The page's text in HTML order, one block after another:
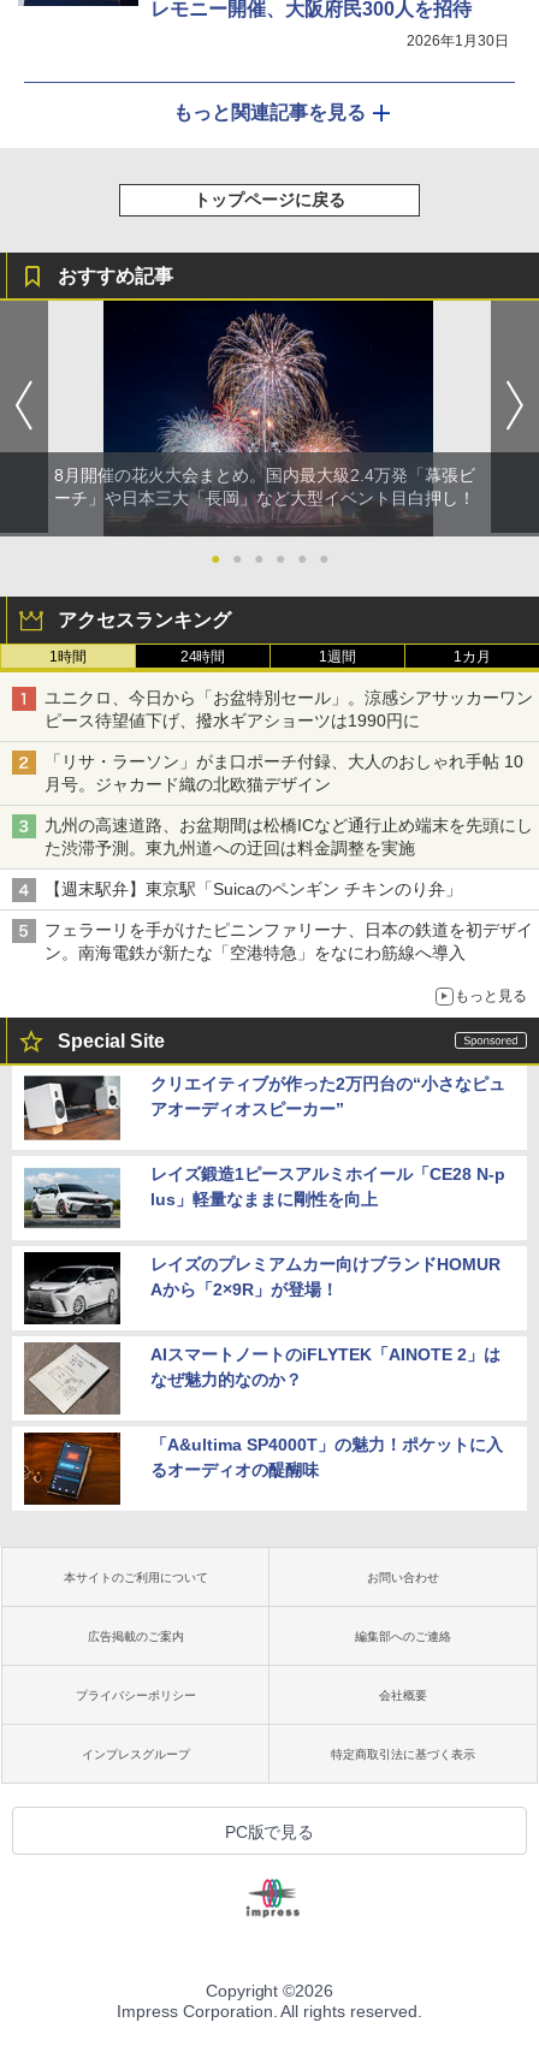
レモニー開催、大阪府民300人を招待
2026年1月30日
もっと関連記事を見る
トップページに戻る
おすすめ記事
8月開催の花火大会まとめ。国内最大級2.4万発「幕張ビ
ーチ」や日本三大「長岡」など大型イベント目白押し！
● ● ● ● ● ●
アクセスランキング
1時間 24時間 1週間 1カ月
ユニクロ、今日から「お盆特別セール」。涼感シアサッカーワン
ピース待望値下げ、撥水ギアショーツは1990円に
「リサ・ラーソン」がま口ポーチ付録、大人のおしゃれ手帖 10
月号。ジャカード織の北欧猫デザイン
九州の高速道路、お盆期間は松橋ICなど通行止め端末を先頭にし
た渋滞予測。東九州道への迂回は料金調整を実施
【週末駅弁】東京駅「Suicaのペンギン チキンのり弁」
フェラーリを手がけたピニンファリーナ、日本の鉄道を初デザイ
ン。南海電鉄が新たな「空港特急」をなにわ筋線へ導入
もっと見る
Special Site
クリエイティブが作った2万円台の“小さなピュ
アオーディオスピーカー”
レイズ鍛造1ピースアルミホイール「CE28 N-p
lus」軽量なままに剛性を向上
レイズのプレミアムカー向けブランドHOMUR
Aから「2×9R」が登場！
AIスマートノートのiFLYTEK「AINOTE 2」は
なぜ魅力的なのか？
「A&ultima SP4000T」の魅力！ポケットに入
るオーディオの醍醐味
本サイトのご利用について お問い合わせ
広告掲載のご案内 編集部へのご連絡
プライバシーポリシー 会社概要
インプレスグループ 特定商取引法に基づく表示
PC版で見る
Copyright ©2026
Impress Corporation. All rights reserved.